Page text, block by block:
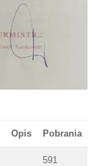
Opis Pobrania
591